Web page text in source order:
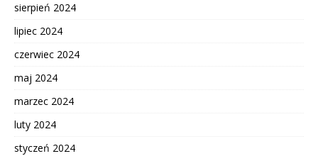
sierpień 2024
lipiec 2024
czerwiec 2024
maj 2024
marzec 2024
luty 2024
styczeń 2024